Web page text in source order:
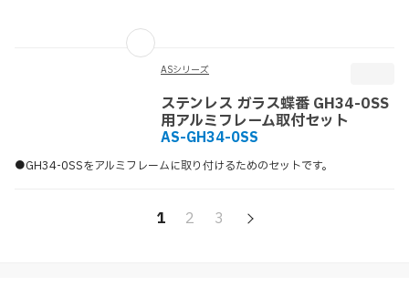
ASシリーズ
ステンレス ガラス蝶番 GH34-0SS
用アルミフレーム取付セット
AS-GH34-0SS
●GH34-0SSをアルミフレームに取り付けるためのセットです。
1 2 3